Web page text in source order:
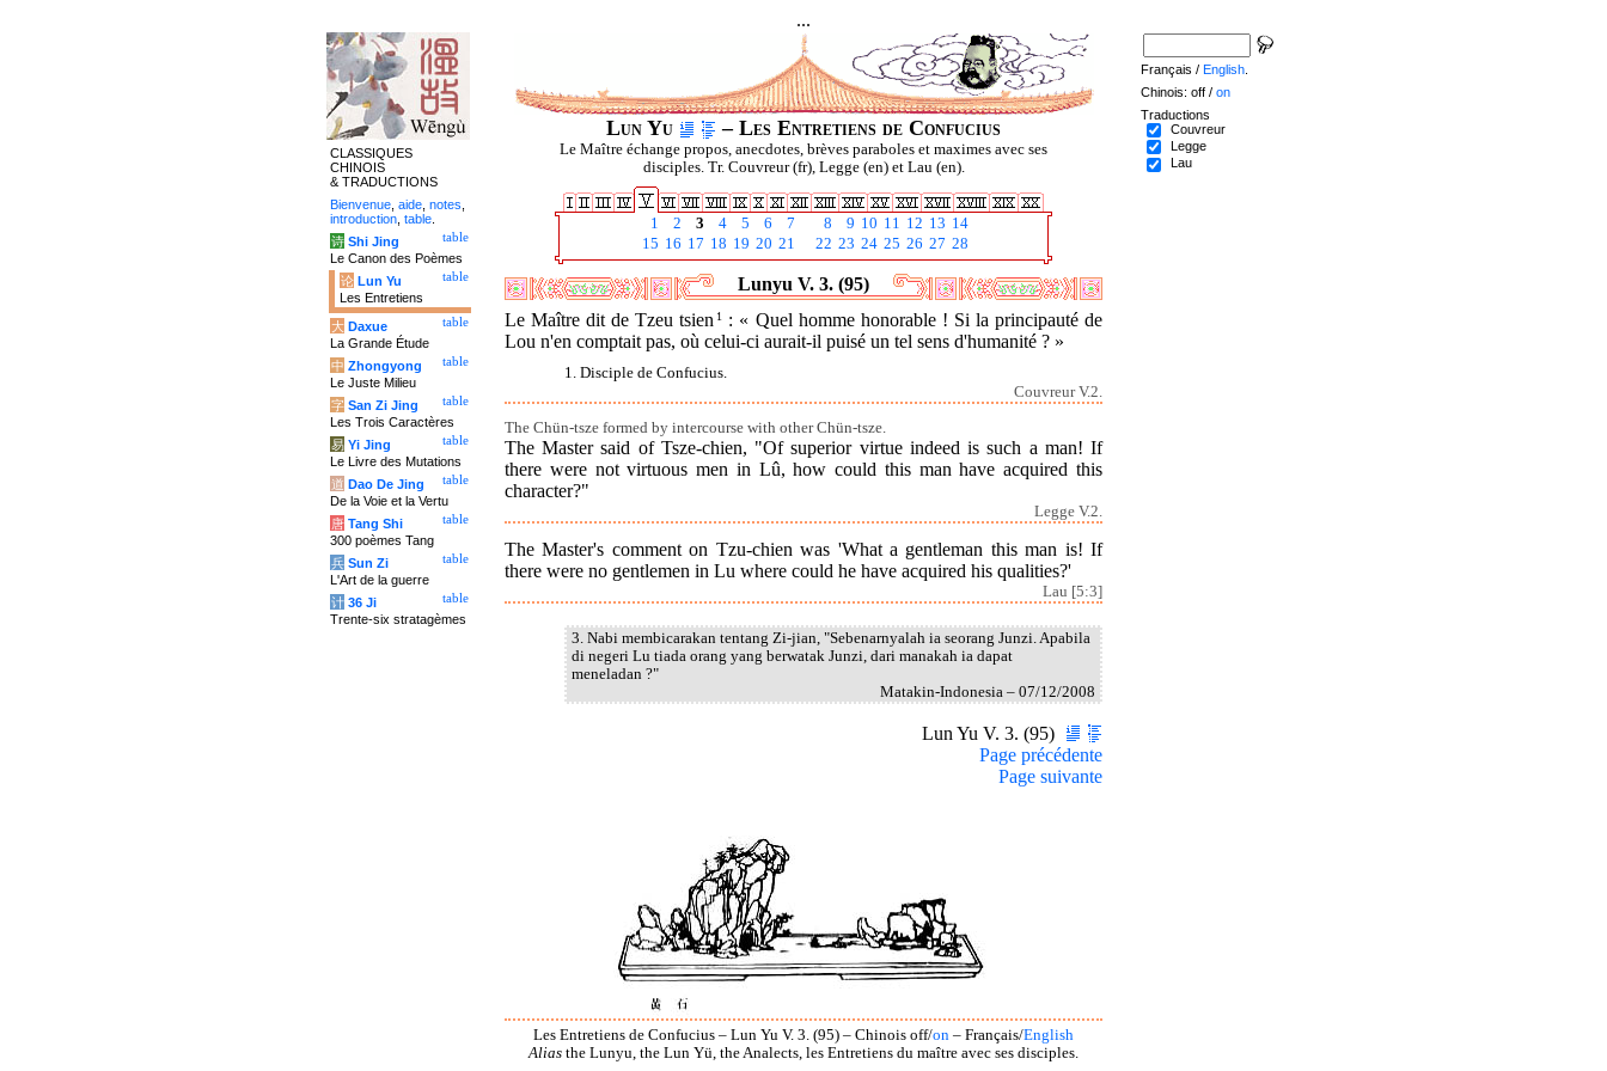
...
Lun Yu – Les Entretiens de Confucius
Le Maître échange propos, anecdotes, brèves paraboles et maximes avec ses
disciples. Tr. Couvreur (fr), Legge (en) et Lau (en).
1 2 3 4 5 6 7 8 9 10 11 12 13 14
15 16 17 18 19 20 21 22 23 24 25 26 27 28
Lunyu V. 3. (95)
Le Maître dit de Tzeu tsien 1
: « Quel homme honorable ! Si la principauté de
Lou n'en comptait pas, où celui-ci aurait-il puisé un tel sens d'humanité ? »
1. Disciple de Confucius.
Couvreur V.2.
The Chün-tsze formed by intercourse with other Chün-tsze.
The Master said of Tsze-chien, "Of superior virtue indeed is such a man! If
there were not virtuous men in Lû, how could this man have acquired this
character?"
Legge V.2.
The Master's comment on Tzu-chien was 'What a gentleman this man is! If
there were no gentlemen in Lu where could he have acquired his qualities?'
Lau [5:3]
3. Nabi membicarakan tentang Zi-jian, "Sebenarnyalah ia seorang Junzi. Apabila
di negeri Lu tiada orang yang berwatak Junzi, dari manakah ia dapat
meneladan ?"
Matakin-Indonesia – 07/12/2008
Lun Yu V. 3. (95)
Page précédente
Page suivante
Les Entretiens de Confucius – Lun Yu V. 3. (95) – Chinois off/on – Français/English
Alias the Lunyu, the Lun Yü, the Analects, les Entretiens du maître avec ses disciples.
CLASSIQUES
CHINOIS
& TRADUCTIONS
Bienvenue aide notes
introduction table
table
诗 Shi Jing
Le Canon des Poèmes
table
论 Lun Yu
Les Entretiens
table
大 Daxue
La Grande Étude
table
中 Zhongyong
Le Juste Milieu
table
字 San Zi Jing
Les Trois Caractères
table
易 Yi Jing
Le Livre des Mutations
table
道 Dao De Jing
De la Voie et la Vertu
table
唐 Tang Shi
300 poèmes Tang
table
兵 Sun Zi
L'Art de la guerre
table
计 36 Ji
Trente-six stratagèmes
Français / English
Chinois: off / on
Traductions
Couvreur
Legge
Lau